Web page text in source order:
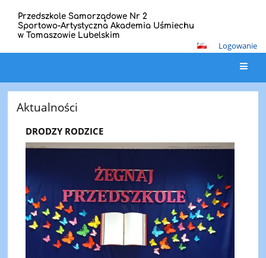
Przedszkole Samorządowe Nr 2
Sportowo-Artystyczna Akademia Uśmiechu
w Tomaszowie Lubelskim
Logowanie
Strona
główna
Aktualności
DRODZY RODZICE